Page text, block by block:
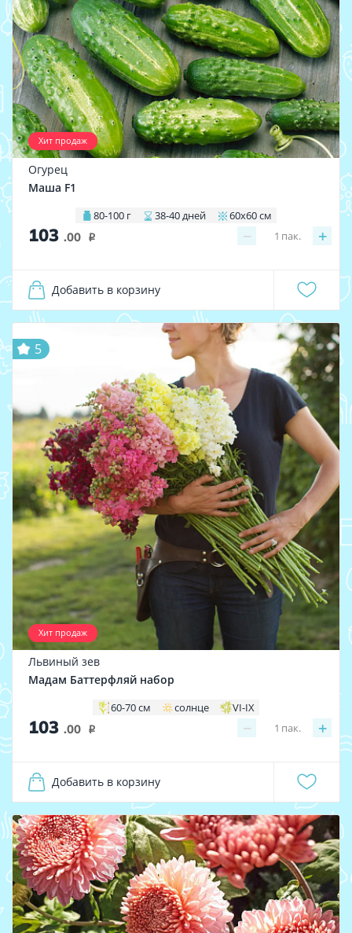
Хит продаж
Огурец
Маша F1
80-100 г 38-40 дней 60х60 см
103 .00 i − +
1 пак.
Добавить в корзину
Хит продаж
5
Львиный зев
Мадам Баттерфляй набор
60-70 см солнце VI-IX
103 .00 i − +
1 пак.
Добавить в корзину